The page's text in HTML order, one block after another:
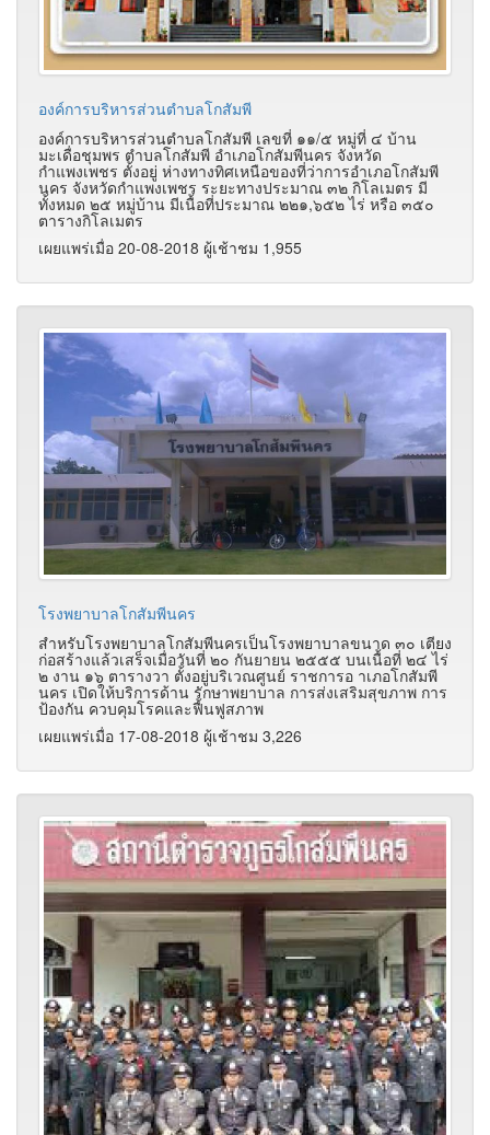
องค์การบริหารส่วนตำบลโกสัมพี
องค์การบริหารส่วนตำบลโกสัมพี เลขที่ ๑๑/๕ หมู่ที่ ๔ บ้าน
มะเดื่อชุมพร ตำบลโกสัมพี อำเภอโกสัมพีนคร จังหวัด
กำแพงเพชร ตั้งอยู่ ห่างทางทิศเหนือของที่ว่าการอำเภอโกสัมพี
นคร จังหวัดกำแพงเพชร ระยะทางประมาณ ๓๒ กิโลเมตร มี
ทั้งหมด ๒๕ หมู่บ้าน มีเนื้อที่ประมาณ ๒๒๑,๖๕๒ ไร่ หรือ ๓๕๐
ตารางกิโลเมตร
เผยแพร่เมื่อ 20-08-2018 ผู้เช้าชม 1,955
โรงพยาบาลโกสัมพีนคร
สำหรับโรงพยาบาลโกสัมพีนครเป็นโรงพยาบาลขนาด ๓๐ เตียง
ก่อสร้างแล้วเสร็จเมื่อวันที่ ๒๐ กันยายน ๒๕๕๕ บนเนื้อที่ ๒๔ ไร่
๒ งาน ๑๖ ตารางวา ตั้งอยู่บริเวณศูนย์ ราชการอ าเภอโกสัมพี
นคร เปิดให้บริการด้าน รักษาพยาบาล การส่งเสริมสุขภาพ การ
ป้องกัน ควบคุมโรคและฟื้นฟูสภาพ
เผยแพร่เมื่อ 17-08-2018 ผู้เช้าชม 3,226